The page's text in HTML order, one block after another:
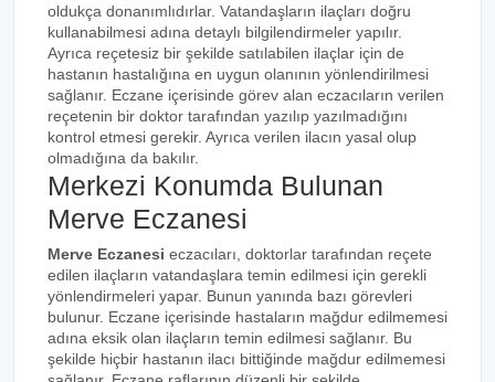
oldukça donanımlıdırlar. Vatandaşların ilaçları doğru
kullanabilmesi adına detaylı bilgilendirmeler yapılır.
Ayrıca reçetesiz bir şekilde satılabilen ilaçlar için de
hastanın hastalığına en uygun olanının yönlendirilmesi
sağlanır. Eczane içerisinde görev alan eczacıların verilen
reçetenin bir doktor tarafından yazılıp yazılmadığını
kontrol etmesi gerekir. Ayrıca verilen ilacın yasal olup
olmadığına da bakılır.
Merkezi Konumda Bulunan
Merve Eczanesi
Merve Eczanesi eczacıları, doktorlar tarafından reçete
edilen ilaçların vatandaşlara temin edilmesi için gerekli
yönlendirmeleri yapar. Bunun yanında bazı görevleri
bulunur. Eczane içerisinde hastaların mağdur edilmemesi
adına eksik olan ilaçların temin edilmesi sağlanır. Bu
şekilde hiçbir hastanın ilacı bittiğinde mağdur edilmemesi